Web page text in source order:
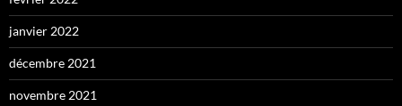
janvier 2022
décembre 2021
novembre 2021